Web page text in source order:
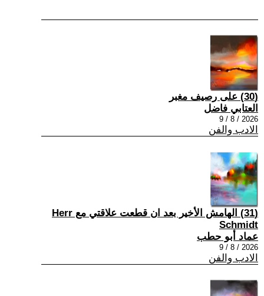
(30) على رصيف مغبر
العتابي فاضل
2026 / 8 / 9
الادب والفن
(31) الهامش الأخير بعد ان قطعت علاقتي مع Herr
Schmidt
عماد أبو حطب
2026 / 8 / 9
الادب والفن